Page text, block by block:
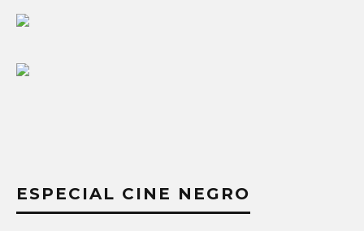
ESPECIAL CINE NEGRO